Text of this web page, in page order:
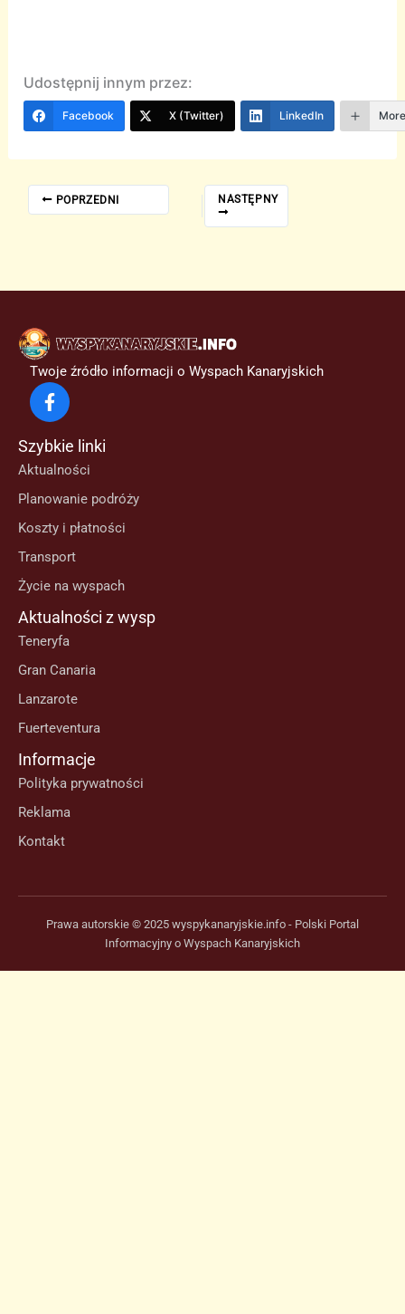
Udostępnij innym przez:
Facebook X (Twitter) LinkedIn
POPRZEDNI NASTĘPNY
Twoje źródło informacji o Wyspach Kanaryjskich
Szybkie linki
Aktualności
Planowanie podróży
Koszty i płatności
Transport
Życie na wyspach
Aktualności z wysp
Teneryfa
Gran Canaria
Lanzarote
Fuerteventura
Informacje
Polityka prywatności
Reklama
Kontakt
Prawa autorskie © 2025 wyspykanaryjskie.info - Polski Portal
Informacyjny o Wyspach Kanaryjskich